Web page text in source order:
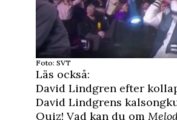
Foto: SVT
Läs också:
David Lindgren efter
David Lindgrens
Quiz! Vad kan du om